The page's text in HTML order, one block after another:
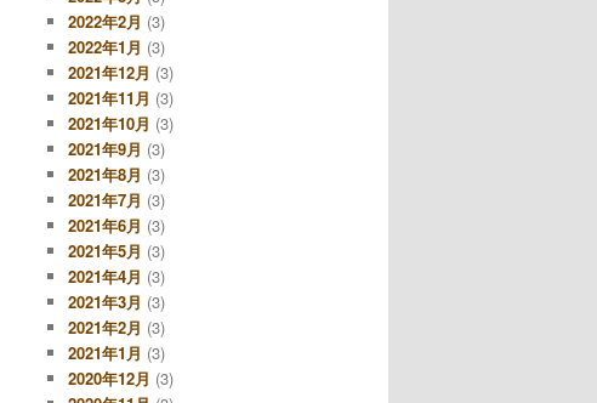
2022年2月 (3)
2022年1月 (3)
2021年12月 (3)
2021年11月 (3)
2021年10月 (3)
2021年9月 (3)
2021年8月 (3)
2021年7月 (3)
2021年6月 (3)
2021年5月 (3)
2021年4月 (3)
2021年3月 (3)
2021年2月 (3)
2021年1月 (3)
2020年12月 (3)